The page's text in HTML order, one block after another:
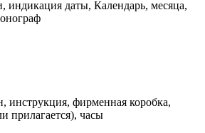
индикация даты, Календарь, месяца,
инструкция, фирменная коробка,
прилагается), часы